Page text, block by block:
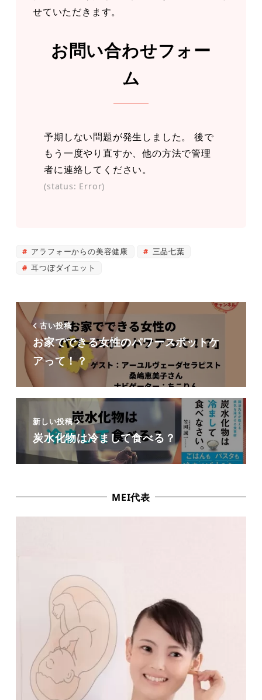
せていただきます。
お問い合わせフォー
ム
予期しない問題が発生しました。 後で
もう一度やり直すか、他の方法で管理
者に連絡してください。
(status: Error)
アラフォーからの美容健康
三品七葉
耳つぼダイエット
古い投稿
お家でできる女性のパワースポットケ
アって！？
新しい投稿
炭水化物は冷まして食べる？
MEI代表